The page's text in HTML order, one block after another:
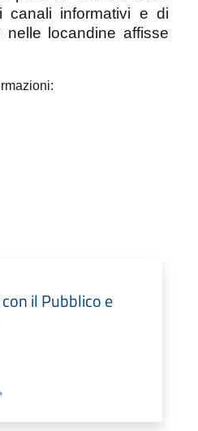
canali informativi e di
nelle locandine affisse
il Pubblico e